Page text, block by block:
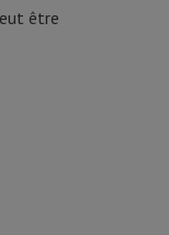
être